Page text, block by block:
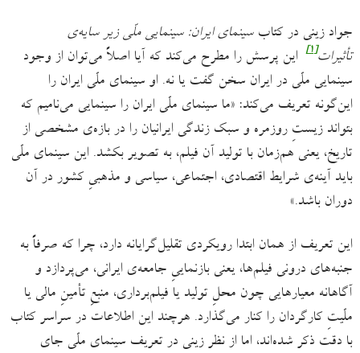
جواد زینی در کتابسینمای ایران: سینمایی ملّی زیر سایه‌ی
تأثیرات[۱]
این پرسش را مطرح می‌کند که آیا اصلاً می‌توان از وجود
سینمایی ملّی در ایران سخن گفت یا نه. او سینمای ملّی ایران را
این‌گونه تعریف می‌کند: «ما سینمای ملّی ایران را سینمایی می‌نامیم که
بتواند زیستِ روزمره و سبک زندگی ایرانیان را در بازه‌ی مشخصی از
تاریخ، یعنی هم‌زمان با تولید آن فیلم، به تصویر بکشد. این سینمای ملّی
باید آینه‌ی شرایط اقتصادی، اجتماعی، سیاسی و مذهبیِ کشور در آن
دوران باشد.»
این تعریف از همان ابتدا رویکردی تقلیل‌گرایانه دارد، چرا که صرفاً به
جنبه‌های درونی فیلم‌ها، یعنی بازنماییِ جامعه‌ی ایرانی، می‌پردازد و
آگاهانه معیارهایی چون محلِ تولید یا فیلم‌برداری، منبعِ تأمینِ مالی یا
ملّیتِ کارگردان را کنار می‌گذارد. هرچند این اطلاعات در سراسر کتاب
با دقت ذکر شده‌اند، اما از نظر زینی در تعریف سینمای ملّی جای